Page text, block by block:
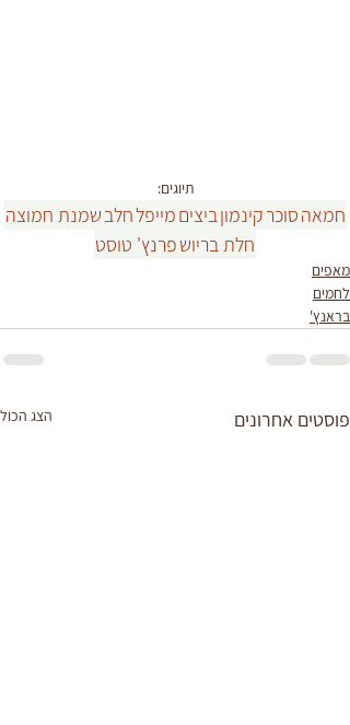
תיוגים:
חמאהסוכרקינמוןביציםמייפלחלבשמנת חמוצה
חלת בריושפרנץ' טוסט
מאפים
לחמים
בראנץ'
פוסטים אחרונים הצג הכול